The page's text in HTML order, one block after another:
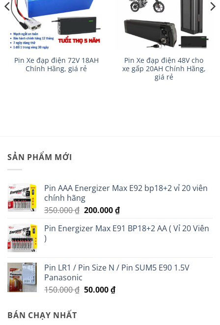
Pin Xe đạp điện 72V 18AH
Chính Hãng, giá rẻ
Pin Xe đạp điện 48V cho
xe gấp 20AH Chính Hãng,
giá rẻ
SẢN PHẨM MỚI
Pin AAA Energizer Max E92 bp18+2 vỉ 20 viên
chính hãng
350.000₫ Giá
là:
200.000₫Giá
tại
Pin Energizer Max E91 BP18+2 AA ( Vỉ 20 Viên
)
Pin LR1 / Pin Size N / Pin SUM5 E90 1.5V
Panasonic
150.000₫ Giá
50.000₫Giá
BÁN CHẠY NHẤT